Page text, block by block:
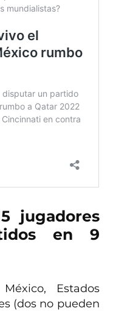
jugadores
en 9
Estados
(dos no pueden